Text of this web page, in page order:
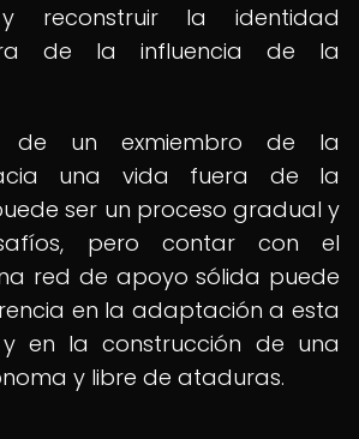
y reconstruir la identidad
de la influencia de la
de un exmiembro de la
una vida fuera de la
ser un proceso gradual y
pero contar con el
red de apoyo sólida puede
en la adaptación a esta
en la construcción de una
y libre de ataduras.